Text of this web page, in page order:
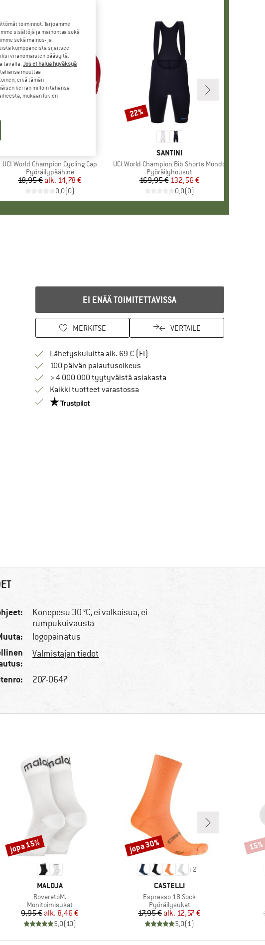
Tuote
UCI World Champion Cycling Cap
Tuoteryhmä
Pyöräilypäähine
Hinta
18,95 € Alennettu hinta
alk. 14,78 €
0,0(0)
MERKKI
SANTINI
Tuote
UCI World Champion Bib Shorts Mondo
Tuoteryhmä
Pyöräilyhousut
Hinta
169,95 € Alennettu hinta
132,56 €
0,0(0)
Alennus
22%
EI ENÄÄ TOIMITETTAVISSA
MERKITSE VERTAILE
Lähetyskuluitta alk. 69 € (FI)
100 päivän palautusoikeusSiirry palautusoikeuteen täältä
> 4 000 000 tyytyväistä asiakasta
Kaikki tuotteet varastossa
Meillä on Trustpilot -sertifiointi - lue lisää tästä!
Konepesu 30 °C, ei valkaisua, ei
rumpukuivausta
logopainatus
Valmistajan tiedot
207-0647
MERKKI
MALOJA
Tuote
RoveretoM.
Tuoteryhmä
Monitoimisukat
Hinta
9,95 € Alennettu hinta
alk. 8,46 €
5,0(10)
Alennus
jopa 15%
+2
MERKKI
CASTELLI
Tuote
Espresso 18 Sock
Tuoteryhmä
Pyöräilysukat
Hinta
17,95 € Alennettu hinta
alk. 12,57 €
5,0(1)
Alennus
jopa 30% 15%
toiminnot. Tarjoamme
sisältöjä ja mainontaa sekä
sekä mainos- ja
kumppaneista sijaitsee
viranomaisten pääsyltä.
tavalla. Jos et halua hyväksyä
muuttaa
eikä tämän
kerran milloin tahansa
mukaan lukien